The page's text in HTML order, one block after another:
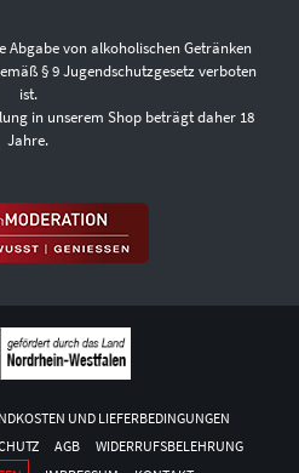
Abgabe von alkoholischen Getränken
§ 9 Jugendschutzgesetz verboten
ist.
in unserem Shop beträgt daher 18
Jahre.
UND LIEFERBEDINGUNGEN
AGB
WIDERRUFSBELEHRUNG